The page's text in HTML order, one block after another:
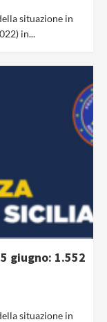
situazione in
in...
giugno: 1.552
situazione in